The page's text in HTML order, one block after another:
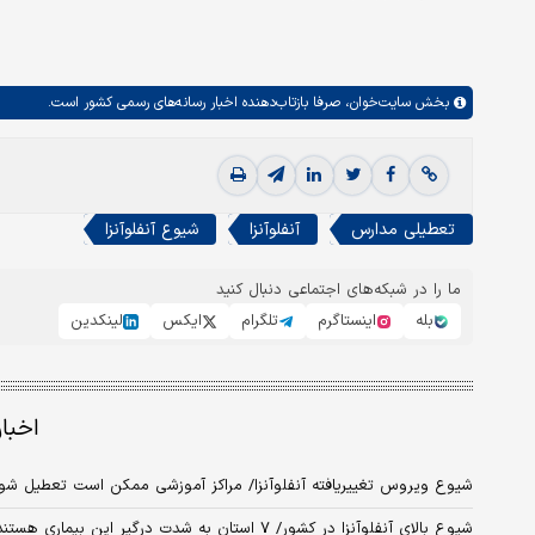
بخش سایت‌خوان، صرفا بازتاب‌دهنده اخبار رسانه‌های رسمی کشور است.
تعطیلی مدارس آنفلوآنزا شیوع آنفلوآنزا
ما را در شبکه‌های اجتماعی دنبال کنید
بله
اینستاگرم تلگرام ایکس لینکدین
شیوع ویروس تغییر‌یافته آنفلوآنزا/ مراکز آموزشی ممکن است تعطیل
شیوع بالای آنفلوآنزا در کشور/ ۷ استان به شدت درگیر این بیماری هستند